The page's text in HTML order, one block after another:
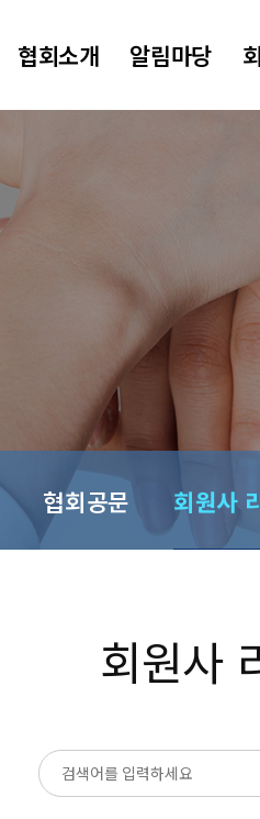
협회소개 알림마당
협회공문 회원사
회원사